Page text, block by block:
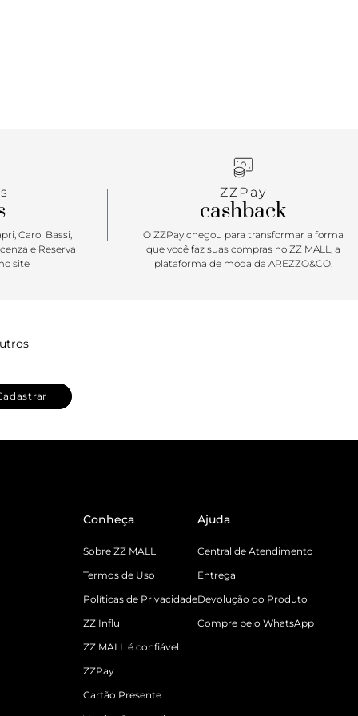
Carol Bassi,
e Reserva
site
ZZPay
cashback
O ZZPay chegou para transformar a forma
que você faz suas compras no ZZ MALL, a
plataforma de moda da AREZZO&CO.
Conheça
Sobre ZZ MALL
Termos de Uso
Políticas de Privacidade
ZZ Influ
ZZ MALL é confiável
ZZPay
Cartão Presente
Ajuda
Central de Atendimento
Entrega
Devolução do Produto
Compre pelo WhatsApp